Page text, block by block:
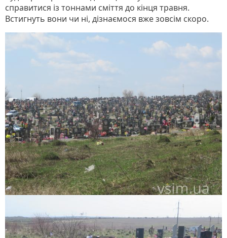
справитися із тоннами сміття до кінця травня.
Встигнуть вони чи ні, дізнаємося вже зовсім скоро.